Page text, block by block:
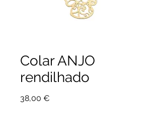
Colar ANJO
rendilhado
38,00 €